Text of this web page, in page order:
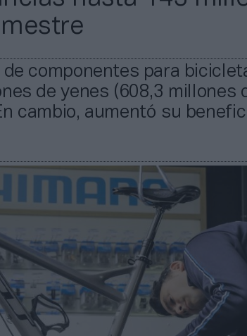
componentes para
de yenes (608,3 millones
cambio, aumentó su